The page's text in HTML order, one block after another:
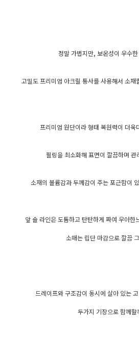
정말 가볍지만, 보온성이 우수
고밀도 프리미엄 아크릴 통사를 사용해서 소재
프리미엄 원단이라 형태 복원력이 더욱
필링을 최소화해 표면이 깔끔하며 관
소재의 볼륨감과 두께감이 주는 포근함이
앞 숄 라인은 도톰하고 탄탄하게 짜여 우아한
소매는 립단 마감으로 깔끔
드레이프와 구조감이 동시에 살아 있는
두가지 기장으로 함께할